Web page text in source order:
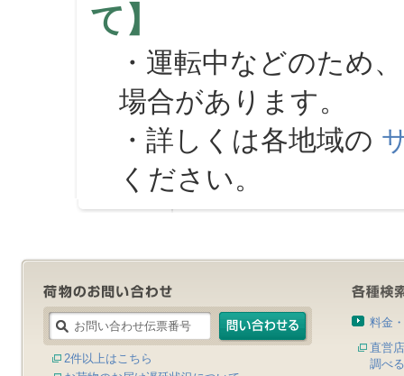
て】
・運転中などのため
場合があります。
・詳しくは各地域の
ください。
2件以上はこちら
料金
直営
調べる